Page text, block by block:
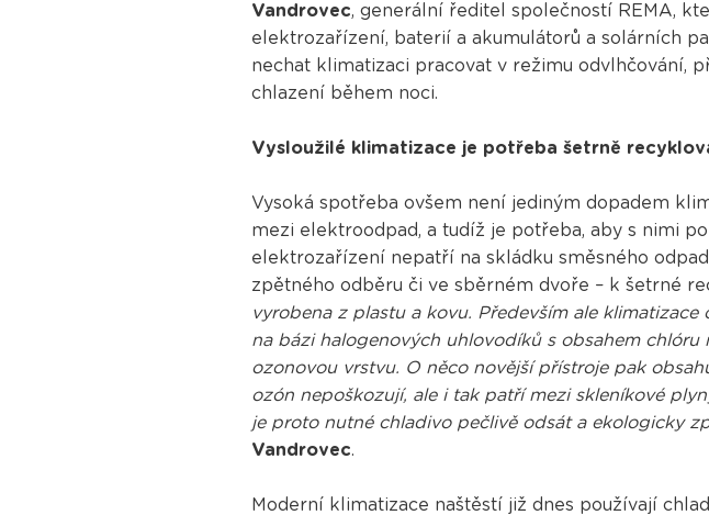
Vandrovec, generální ředitel společností REMA,
elektrozařízení, baterií a akumulátorů a solárních
nechat klimatizaci pracovat v režimu odvlhčování,
chlazení během noci.
Vysloužilé klimatizace je potřeba šetrně
Vysoká spotřeba ovšem není jediným dopadem
mezi elektroodpad, a tudíž je potřeba, aby s nimi
elektrozařízení nepatří na skládku směsného
zpětného odběru či ve sběrném dvoře – k šetrné
vyrobena z plastu a kovu. Především ale
na bázi halogenových uhlovodíků s obsahem
ozonovou vrstvu. O něco novější přístroje pak
ozón nepoškozují, ale i tak patří mezi skleníkové
je proto nutné chladivo pečlivě odsát a ekologicky
Vandrovec.
Moderní klimatizace naštěstí již dnes používají